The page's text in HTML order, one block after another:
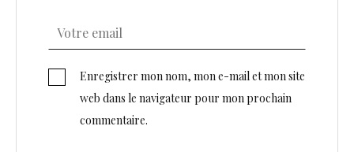
Enregistrer mon nom, mon e-mail et mon site
web dans le navigateur pour mon prochain
commentaire.